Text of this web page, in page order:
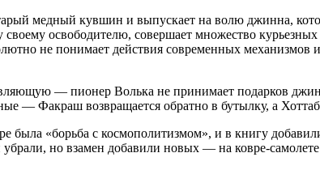
медный кувшин и выпускает на волю джинна,
своему освободителю, совершает множество
не понимает действия современных
— пионер Волька не принимает подарков
— Факраш возвращается обратно в бутылку, а
была «борьба с космополитизмом», и в книгу
но взамен добавили новых — на ковре-